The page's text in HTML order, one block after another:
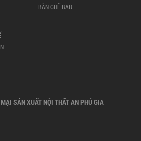
BÀN GHẾ BAR
SẢN XUẤT NỘI THẤT AN PHÚ GIA